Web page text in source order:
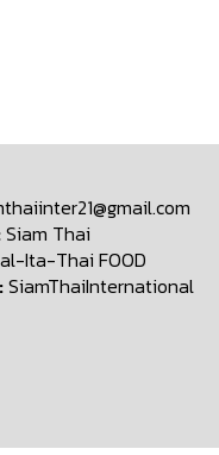
Siam Thai
Ita-Thai FOOD
SiamThaiInternational